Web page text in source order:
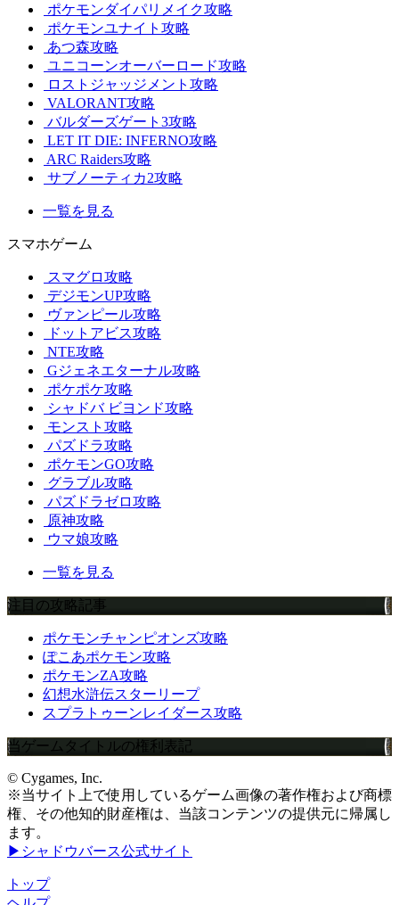
ポケモンダイパリメイク攻略
ポケモンユナイト攻略
あつ森攻略
ユニコーンオーバーロード攻略
ロストジャッジメント攻略
VALORANT攻略
バルダーズゲート3攻略
LET IT DIE: INFERNO攻略
ARC Raiders攻略
サブノーティカ2攻略
一覧を見る
スマホゲーム
スマグロ攻略
デジモンUP攻略
ヴァンピール攻略
ドットアビス攻略
NTE攻略
Gジェネエターナル攻略
ポケポケ攻略
シャドバ ビヨンド攻略
モンスト攻略
パズドラ攻略
ポケモンGO攻略
グラブル攻略
パズドラゼロ攻略
原神攻略
ウマ娘攻略
一覧を見る
注目の攻略記事
ポケモンチャンピオンズ攻略
ぽこあポケモン攻略
ポケモンZA攻略
幻想水滸伝スターリープ
スプラトゥーンレイダース攻略
当ゲームタイトルの権利表記
© Cygames, Inc.
※当サイト上で使用しているゲーム画像の著作権および商標
権、その他知的財産権は、当該コンテンツの提供元に帰属し
ます。
▶シャドウバース公式サイト
トップ